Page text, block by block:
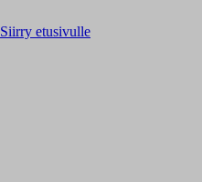
Siirry etusivulle